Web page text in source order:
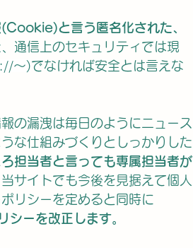
石 天然石
と言う匿名化された、
通信上のセキュリティでは現
～)でなければ安全とは言えな
の漏洩は毎日のようにニュース
な仕組みづくりとしっかりした
担当者と言っても専属担当者が
サイトでも今後を見据えて個人
リシーを定めると同時に
シーを改正します。